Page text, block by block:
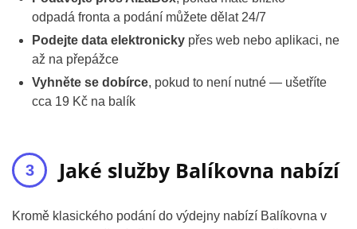
odpadá fronta a podání můžete dělat 24/7
Podejte data elektronicky přes web nebo aplikaci, ne
až na přepážce
Vyhněte se dobírce, pokud to není nutné — ušetříte
cca 19 Kč na balík
Jaké služby Balíkovna nabízí
Kromě klasického podání do výdejny nabízí Balíkovna v